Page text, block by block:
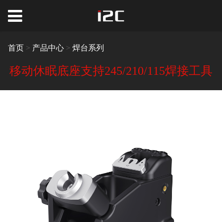
首页> 产品中心> 焊台系列
移动休眠底座支持245/210/115焊接工具